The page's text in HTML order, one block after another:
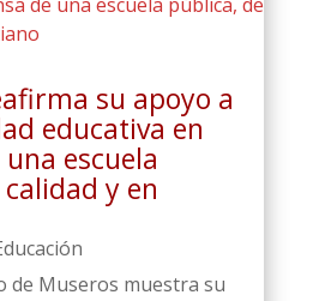
su apoyo a
educativa en
escuela
y en
de Museros muestra su